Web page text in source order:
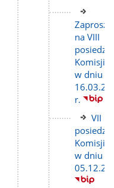
do
na VIII
Komisji
w dniu
r.
Link
do
VII
Komisji
w dniu